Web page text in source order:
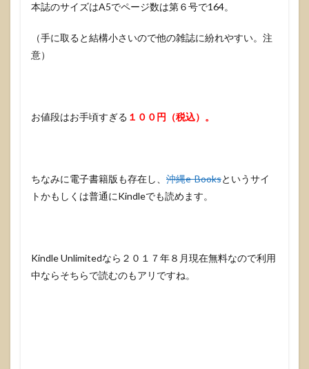
本誌のサイズはA5でページ数は第６号で164。
（手に取ると結構小さいので他の雑誌に紛れやすい。注
意）
お値段はお手頃すぎる １００円（税込）。
ちなみに電子書籍版も存在し、 沖縄e-Booksというサイ
トかもしくは普通にKindleでも読めます。
Kindle Unlimitedなら２０１７年８月現在無料なので利用
中ならそちらで読むのもアリですね。